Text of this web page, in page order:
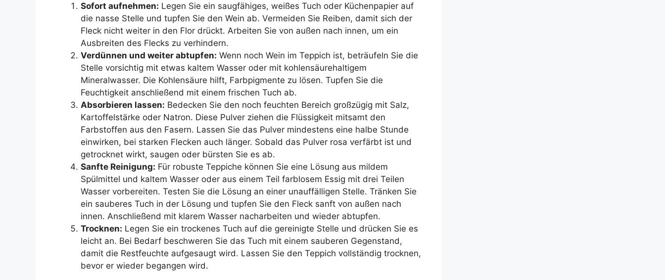
Sofort aufnehmen: Legen Sie ein saugfähiges, weißes Tuch oder Küchenpapier auf
die nasse Stelle und tupfen Sie den Wein ab. Vermeiden Sie Reiben, damit sich der
Fleck nicht weiter in den Flor drückt. Arbeiten Sie von außen nach innen, um ein
Ausbreiten des Flecks zu verhindern.
Verdünnen und weiter abtupfen: Wenn noch Wein im Teppich ist, beträufeln Sie die
Stelle vorsichtig mit etwas kaltem Wasser oder mit kohlensäurehaltigem
Mineralwasser. Die Kohlensäure hilft, Farbpigmente zu lösen. Tupfen Sie die
Feuchtigkeit anschließend mit einem frischen Tuch ab.
Absorbieren lassen: Bedecken Sie den noch feuchten Bereich großzügig mit Salz,
Kartoffelstärke oder Natron. Diese Pulver ziehen die Flüssigkeit mitsamt den
Farbstoffen aus den Fasern. Lassen Sie das Pulver mindestens eine halbe Stunde
einwirken, bei starken Flecken auch länger. Sobald das Pulver rosa verfärbt ist und
getrocknet wirkt, saugen oder bürsten Sie es ab.
Sanfte Reinigung: Für robuste Teppiche können Sie eine Lösung aus mildem
Spülmittel und kaltem Wasser oder aus einem Teil farblosem Essig mit drei Teilen
Wasser vorbereiten. Testen Sie die Lösung an einer unauffälligen Stelle. Tränken Sie
ein sauberes Tuch in der Lösung und tupfen Sie den Fleck sanft von außen nach
innen. Anschließend mit klarem Wasser nacharbeiten und wieder abtupfen.
Trocknen: Legen Sie ein trockenes Tuch auf die gereinigte Stelle und drücken Sie es
leicht an. Bei Bedarf beschweren Sie das Tuch mit einem sauberen Gegenstand,
damit die Restfeuchte aufgesaugt wird. Lassen Sie den Teppich vollständig trocknen,
bevor er wieder begangen wird.